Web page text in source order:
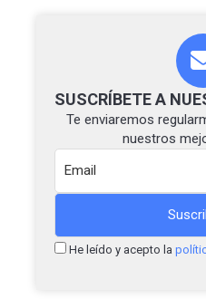
SUSCRÍBETE A
Te enviaremos
nuestros
He leído y acepto la